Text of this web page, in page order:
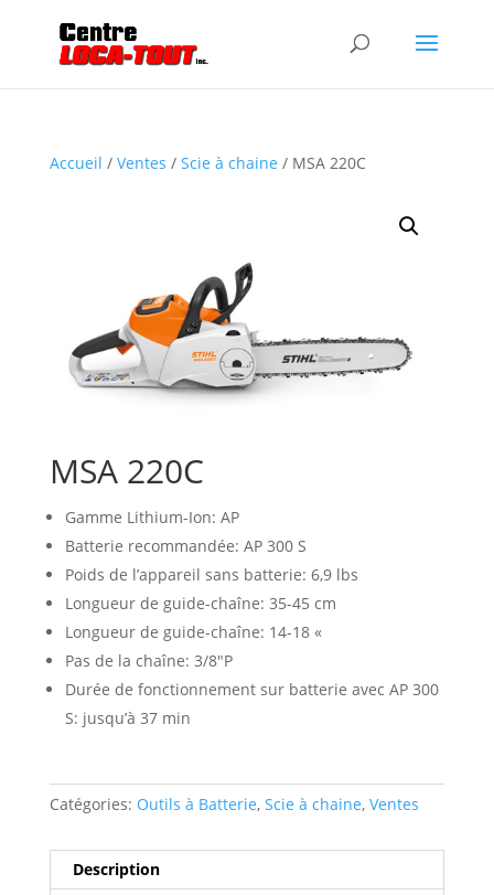
Accueil / Ventes / Scie à chaine / MSA 220C
MSA 220C
Gamme Lithium-Ion: AP
Batterie recommandée: AP 300 S
Poids de l’appareil sans batterie: 6,9 lbs
Longueur de guide-chaîne: 35-45 cm
Longueur de guide-chaîne: 14-18 «
Pas de la chaîne: 3/8″P
Durée de fonctionnement sur batterie avec AP 300
S: jusqu’à 37 min
Catégories: Outils à Batterie, Scie à chaine, Ventes
Description